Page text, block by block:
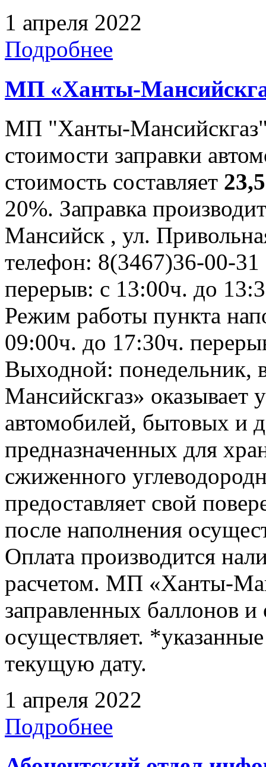
1 апреля 2022
Подробнее
МП «Ханты-
МП "Ханты-
стоимости заправки
стоимость составляет
20%. Заправка
Мансийск , ул.
телефон: 8(3467)36-00-
перерыв: с 13:00ч. до
Режим работы пункта
09:00ч. до 17:30ч.
Выходной: понедельник,
Мансийскгаз» оказывает
автомобилей, бытовых и
предназначенных для
сжиженного
предоставляет свой
после наполнения
Оплата производится
расчетом. МП «Ханты-
заправленных баллонов
осуществляет.
текущую дату.
1 апреля 2022
Подробнее